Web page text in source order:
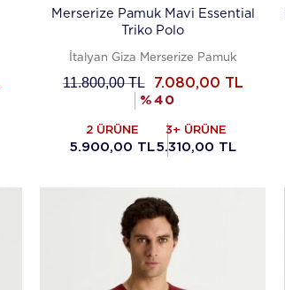
Merserize Pamuk Mavi Essential
Triko Polo
İtalyan Giza Merserize Pamuk
11.800,00TL 7.080,00 TL
% 40
2 ÜRÜNE
5.900,00 TL
3+ ÜRÜNE
5.310,00 TL